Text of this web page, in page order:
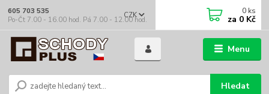
Menu
CZK
Hledat
605 703 535
Po-Čt 7.00 - 16.00 hod. Pá 7.00 - 12.00 hod.
0 ks
za 0 Kč